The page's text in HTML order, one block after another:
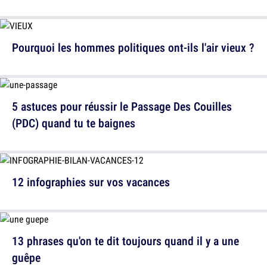
5 astuces pour réussir le Passage Des Couilles
(PDC) quand tu te baignes
13 phrases qu'on te dit toujours quand il y a une
guêpe
Pourquoi les hommes politiques ont-ils l'air vieux ?
12 infographies sur vos vacances